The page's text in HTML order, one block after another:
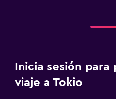
Inicia sesión
viaje a Tokio